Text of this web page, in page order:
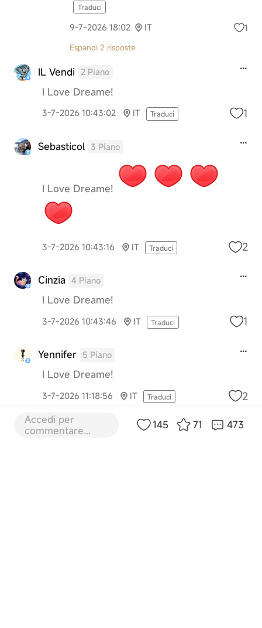
Traduci
9-7-2026 18:02 IT 1
Espandi 2 risposte
IL Vendi 2 Piano
I Love Dreame!
3-7-2026 10:43:02 IT Traduci 1
Sebasticol 3 Piano
I Love Dreame!
3-7-2026 10:43:16 IT Traduci 2
Cinzia 4 Piano
I Love Dreame!
3-7-2026 10:43:46 IT Traduci 1
Yennifer 5 Piano
I Love Dreame!
3-7-2026 11:18:56 IT Traduci 2
Giadalon
Accedi per
commentare...
145 71 473